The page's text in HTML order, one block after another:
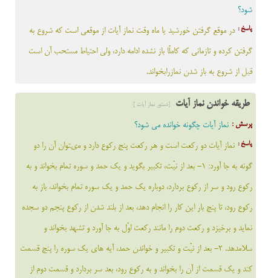
شود؟
پاسخ : در موقع گرفتن خورشيد يا ماه وقت نماز آيات از موقعى است كه شروع به
گرفتن كرده و تازمانى كه كاملًا باز نشده ادامه دارد، ولى احتياط مستحب آن است
قبل از شروع به باز شدن نمازرابخواند.
طریقه خواندن نماز آیات [دستور نماز آیات ]
پرسش : نماز آیات چگونه خوانده می شود؟
پاسخ : نماز آيات دو ركعت است و هر ركعت پنج ركوع دارد و مى‏توان آن را دو
گونه به جا آورد: 1- بعد از نيّت، تكبير بگويد و يك حمد و سوره تمام بخواند و به
ركوع رود و سر از ركوع بردارد، دوباره يك حمد و يك سوره تمام بخواند، باز به
ركوع رود، تا پنج بار اين كار را انجام دهد، بعد از بلند شدن از ركوع پنجم دو سجده
نمايد و برخيزد و ركعت دوم را مانند ركعت اوّل به جا آورد و تشهد بخواند و
سلام‏دهد. 2- بعد از نيّت و تكبير و خواندن حمد، آيه ‏هاى يك سوره را پنج قسمت
كند و يك قسمت از آن را بخواند و به ركوع رود، بعد سر بردارد و قسمت دوم از